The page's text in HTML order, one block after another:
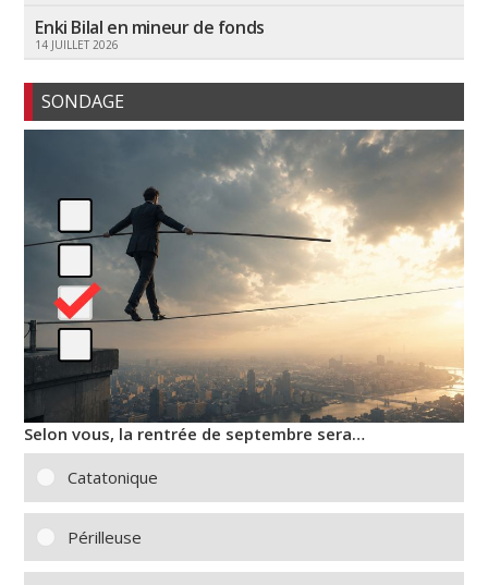
Enki Bilal en mineur de fonds
14 JUILLET 2026
SONDAGE
Selon vous, la rentrée de septembre sera…
Catatonique
Périlleuse